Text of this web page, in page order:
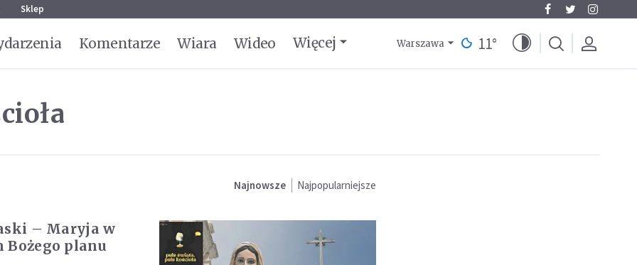
Sklep
Komentarze Wiara Wideo Więcej Warszawa 11°
Najnowsze Najpopularniejsze
– Maryja w
Bożego planu